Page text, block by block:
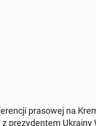
pra­sowej na
prezy­den­tem Ukrainy